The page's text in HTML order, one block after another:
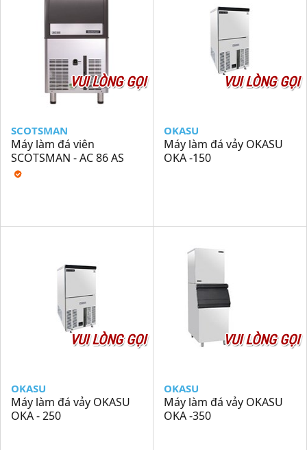
VUI LÒNG GỌI
SCOTSMAN
Máy làm đá viên
SCOTSMAN - AC 86 AS
VUI LÒNG GỌI
OKASU
Máy làm đá vảy OKASU
OKA -150
VUI LÒNG GỌI
OKASU
Máy làm đá vảy OKASU
OKA - 250
VUI LÒNG GỌI
OKASU
Máy làm đá vảy OKASU
OKA -350